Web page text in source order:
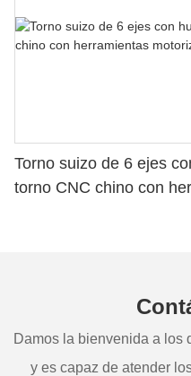
Torno suizo de 6 ejes
torno CNC chino con
Damos la bienvenida a los
y es capaz de atender